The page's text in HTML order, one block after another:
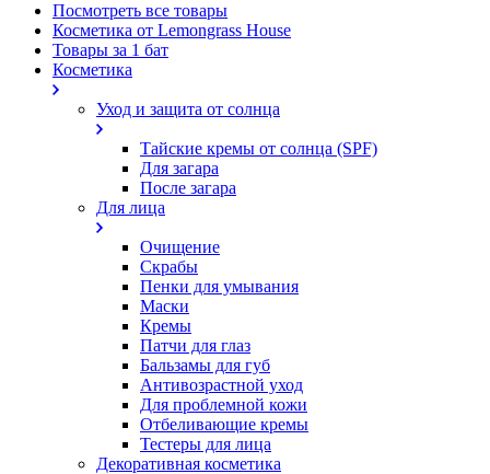
Посмотреть все товары
Косметика от Lemongrass House
Товары за 1 бат
Косметика
Уход и защита от солнца
Тайские кремы от солнца (SPF)
Для загара
После загара
Для лица
Очищение
Скрабы
Пенки для умывания
Маски
Кремы
Патчи для глаз
Бальзамы для губ
Антивозрастной уход
Для проблемной кожи
Oтбеливающие кремы
Тестеры для лица
Декоративная косметика